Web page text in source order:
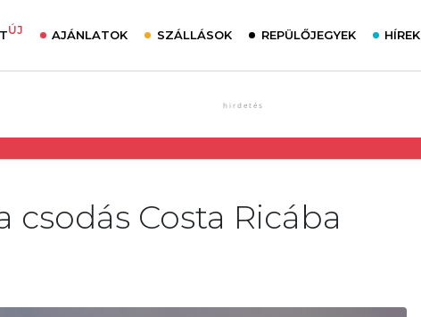
ÚJ AJÁNLATOK SZÁLLÁSOK REPÜLŐJEGYEK HÍREK
csodás Costa Ricába